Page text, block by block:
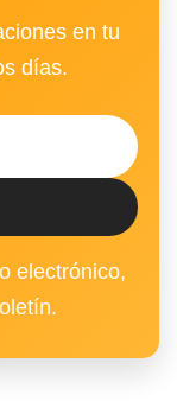
en tu
días.
electrónico,